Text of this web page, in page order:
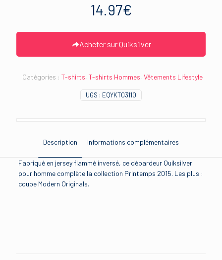
14.97€
Acheter sur Quiksilver
UGS : EQYKT03110
Catégories : T-shirts, T-shirts Hommes, Vêtements Lifestyle
Description Informations complémentaires
Fabriqué en jersey flammé inversé, ce débardeur Quiksilver
pour homme complète la collection Printemps 2015. Les plus :
coupe Modern Originals.